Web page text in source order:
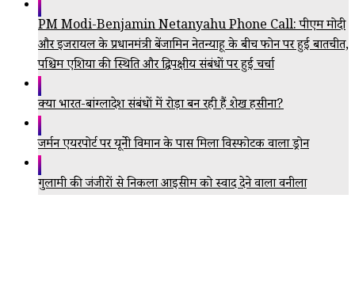
PM Modi-Benjamin Netanyahu Phone Call: पीएम मोदी
और इजरायल के प्रधानमंत्री बेंजामिन नेतन्याहू के बीच फोन पर हुई बातचीत,
पश्चिम एशिया की स्थिति और द्विपक्षीय संबंधों पर हुई चर्चा
क्या भारत-बांग्लादेश संबंधों में रोड़ा बन रही हैं शेख हसीना?
जर्मन एयरपोर्ट पर यूक्रेनी विमान के पास मिला विस्फोटक वाला ड्रोन
गुलामी की जंजीरों से निकला आइसक्रीम को स्वाद देने वाला वनीला